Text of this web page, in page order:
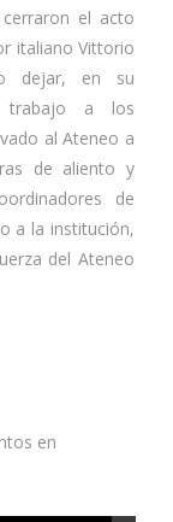
el acto
italiano Vittorio
dejar, en su
trabajo a los
al Ateneo a
de aliento y
de
a la institución,
del Ateneo
en